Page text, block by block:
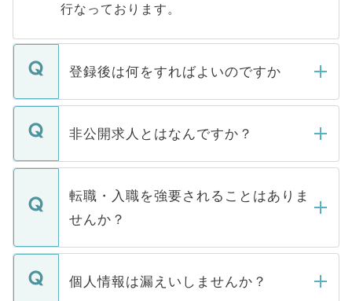
行なっております。
登録後は何をすればよいのですか
ご登録いただきましたら、弊社担当者がご
登録内容を確認し、その後メールもしくは
ます。通常、5営業日以内にはご連絡をせて
いただきますので、しばらくお待ちくださ
非公開求人とはなんですか？
マイナビDOCTORで取り扱っている求人の
うち約3割は、Webサイトからご覧いただ
けない「非公開求人」です。非公開求人は
下記の理由によって、一般には公開してい
ません。
■応募殺到を避けるため 人気のある医療機
転職・入職を強要されることはありま
せんか？
転職・入職を強要することは一切ありませ
ん。また、仮に応募先から内定をいただい
個人情報は漏えいしませんか？